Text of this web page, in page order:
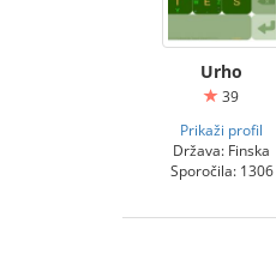
Urho
39
Prikaži profil
Država: Finska
Sporočila: 1306